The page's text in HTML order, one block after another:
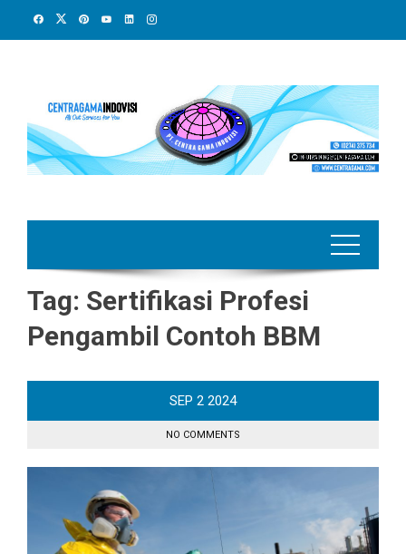
Tag: Sertifikasi Profesi
Pengambil Contoh BBM
SEP 2 2024
NO COMMENTS